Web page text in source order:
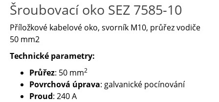
Šroubovací oko SEZ 7585-10
Příložkové kabelové oko, svorník M10, průřez vodiče
50 mm2
Technické parametry:
Průřez: 50 mm2
Povrchová úprava: galvanické pocínování
Proud: 240 A